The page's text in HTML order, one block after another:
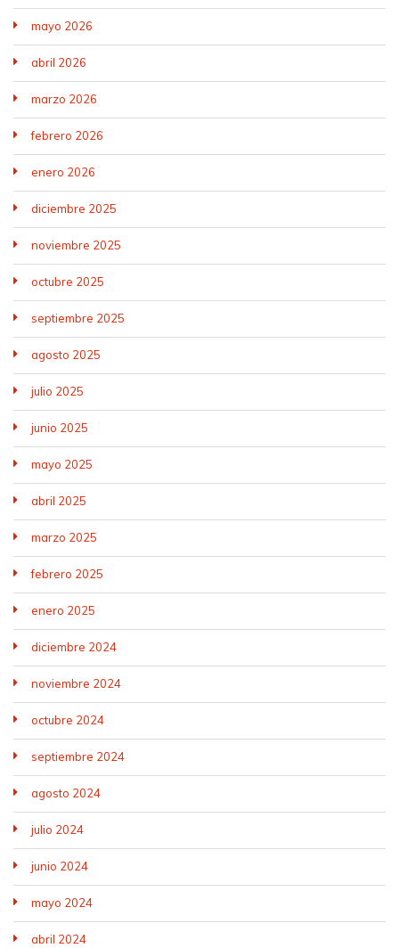
mayo 2026
abril 2026
marzo 2026
febrero 2026
enero 2026
diciembre 2025
noviembre 2025
octubre 2025
septiembre 2025
agosto 2025
julio 2025
junio 2025
mayo 2025
abril 2025
marzo 2025
febrero 2025
enero 2025
diciembre 2024
noviembre 2024
octubre 2024
septiembre 2024
agosto 2024
julio 2024
junio 2024
mayo 2024
abril 2024